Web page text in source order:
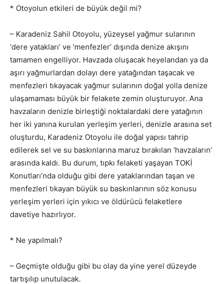
* Otoyolun etkileri de büyük değil mi?
– Karadeniz Sahil Otoyolu, yüzeysel yağmur sularının
‘dere yatakları’ ve ‘menfezler’ dışında denize akışını
tamamen engelliyor. Havzada oluşacak heyelandan ya da
aşırı yağmurlardan dolayı dere yatağından taşacak ve
menfezleri tıkayacak yağmur sularının doğal yolla denize
ulaşamaması büyük bir felakete zemin oluşturuyor. Ana
havzaların denizle birleştiği noktalardaki dere yatağının
her iki yanına kurulan yerleşim yerleri, denizle arasına set
oluşturdu, Karadeniz Otoyolu ile doğal yapısı tahrip
edilerek sel ve su baskınlarına maruz bırakılan ‘havzaların’
arasında kaldı. Bu durum, tıpkı felaketi yaşayan TOKİ
Konutları’nda olduğu gibi dere yataklarından taşan ve
menfezleri tıkayan büyük su baskınlarının söz konusu
yerleşim yerleri için yıkıcı ve öldürücü felaketlere
davetiye hazırlıyor.
* Ne yapılmalı?
– Geçmişte olduğu gibi bu olay da yine yerel düzeyde
tartışılıp unutulacak.